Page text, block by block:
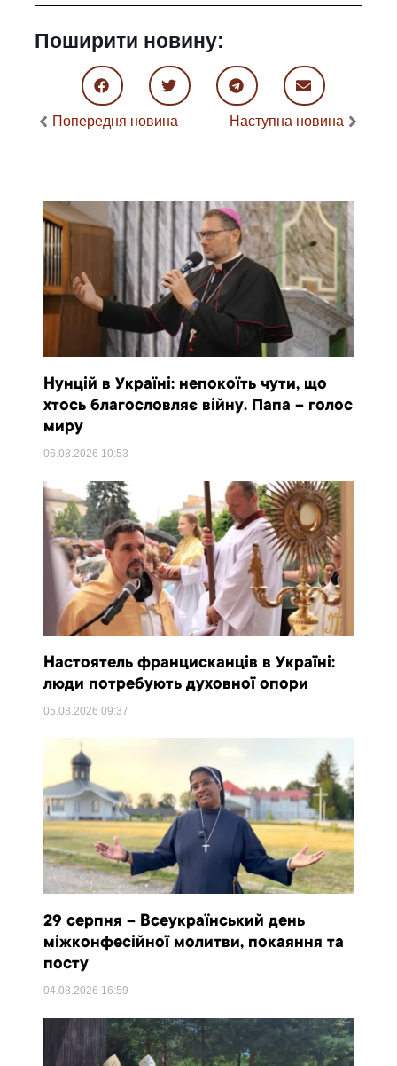
Поширити новину:
Попередня новина Наступна новина
Нунцій в Україні: непокоїть чути, що
хтось благословляє війну. Папа – голос
миру
06.08.2026 10:53
Настоятель францисканців в Україні:
люди потребують духовної опори
05.08.202609:37
29 серпня – Всеукраїнський день
міжконфесійної молитви, покаяння та
посту
04.08.2026 16:59